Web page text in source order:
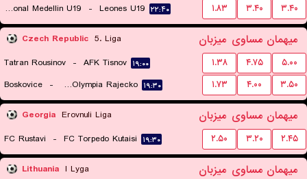
۱۸:۳۰Atletico Nacional Medellin U19
- Leones U19 ۲۲:۴۰ ۱.۸۳ ۳.۴۰ ۳.۴۰
Czech Republic 5. Liga میزبان مساوی میهمان
Tatran Rousinov - AFK Tisnov ۱۹:۰۰ ۱.۳۸ ۴.۷۵
۵.۰۰
Boskovice - SK Olympia Rajecko ۱۹:۳۰ ۱.۷۳ ۴.۰۰ ۳.۵۰
Georgia Erovnuli Liga میزبان مساوی میهمان
FC Rustavi - FC Torpedo Kutaisi ۱۹:۳۰ ۲.۵۰ ۳.۲۰ ۲.۴۵
Lithuania I Lyga میزبان مساوی میهمان